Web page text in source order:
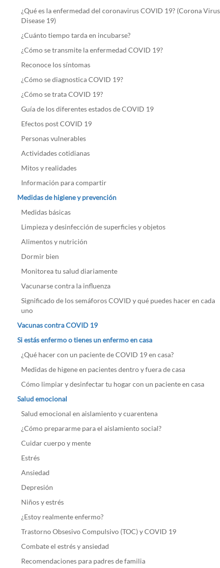
¿Qué es la enfermedad del coronavirus COVID 19? (Corona Virus
Disease 19)
¿Cuánto tiempo tarda en incubarse?
¿Cómo se transmite la enfermedad COVID 19?
Reconoce los síntomas
¿Cómo se diagnostica COVID 19?
¿Cómo se trata COVID 19?
Guía de los diferentes estados de COVID 19
Efectos post COVID 19
Personas vulnerables
Actividades cotidianas
Mitos y realidades
Información para compartir
Medidas de higiene y prevención
Medidas básicas
Limpieza y desinfección de superficies y objetos
Alimentos y nutrición
Dormir bien
Monitorea tu salud diariamente
Vacunarse contra la influenza
Significado de los semáforos COVID y qué puedes hacer en cada
uno
Vacunas contra COVID 19
Si estás enfermo o tienes un enfermo en casa
¿Qué hacer con un paciente de COVID 19 en casa?
Medidas de higene en pacientes dentro y fuera de casa
Cómo limpiar y desinfectar tu hogar con un paciente en casa
Salud emocional
Salud emocional en aislamiento y cuarentena
¿Cómo prepararme para el aislamiento social?
Cuidar cuerpo y mente
Estrés
Ansiedad
Depresión
Niños y estrés
¿Estoy realmente enfermo?
Trastorno Obsesivo Compulsivo (TOC) y COVID 19
Combate el estrés y ansiedad
Recomendaciones para padres de familia